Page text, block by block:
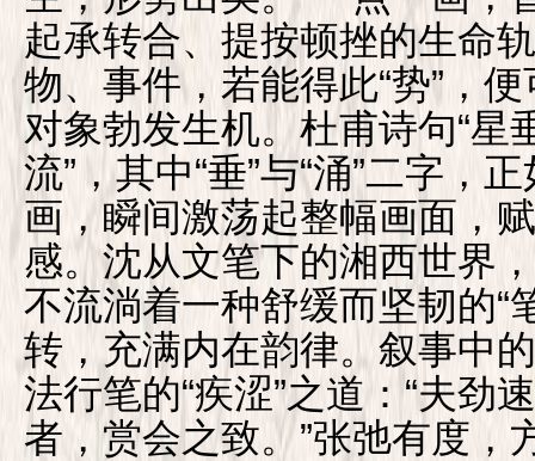
起承转合、提按顿挫的生命
物、事件，若能得此“势”，
对象勃发生机。杜甫诗句“星
流”，其中“垂”与“涌”二字，
画，瞬间激荡起整幅画面，
感。沈从文笔下的湘西世界
不流淌着一种舒缓而坚韧的“
转，充满内在韵律。叙事中
法行笔的“疾涩”之道：“夫劲
者，赏会之致。”张弛有度，